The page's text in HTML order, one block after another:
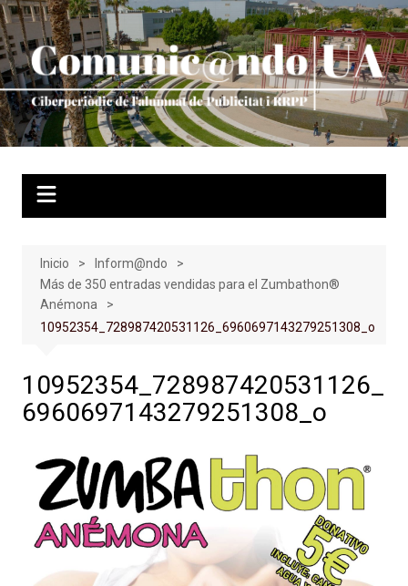
Saltar
al
contenido
Inicio
Inform@ndo
Más de 350 entradas vendidas para el Zumbathon®
Anémona
10952354_728987420531126_6960697143279251308_o
10952354_728987420531126_
6960697143279251308_o